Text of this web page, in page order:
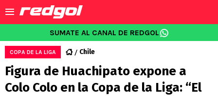
SUMATE AL CANAL DE REDGOL
COPA DE LA LIGA Chile
Figura de Huachipato expone a
Colo Colo en la Copa de la Liga: “El